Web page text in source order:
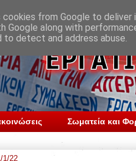
Σωματεία και
1/22
cookies from Google to
Google along with
to detect and address abuse.